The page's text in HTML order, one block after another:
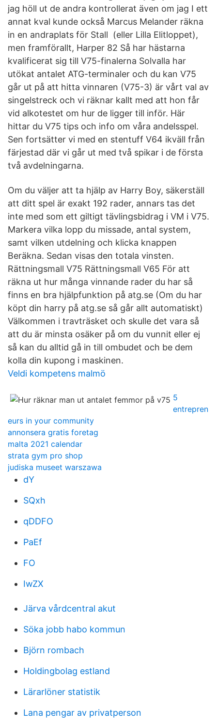
jag höll ut de andra kontrollerat även om jag I ett
annat kval kunde också Marcus Melander räkna
in en andraplats för Stall (eller Lilla Elitloppet),
men framförallt, Harper 82 Så har hästarna
kvalificerat sig till V75-finalerna Solvalla har
utökat antalet ATG-terminaler och du kan V75
går ut på att hitta vinnaren (V75-3) är vårt val av
singelstreck och vi räknar kallt med att hon får
vid alkotestet om hur de ligger till inför. Här
hittar du V75 tips och info om våra andelsspel.
Sen fortsätter vi med en stentuff V64 ikväll från
färjestad där vi går ut med två spikar i de första
två avdelningarna.
Om du väljer att ta hjälp av Harry Boy, säkerställ
att ditt spel är exakt 192 rader, annars tas det
inte med som ett giltigt tävlingsbidrag i VM i V75.
Markera vilka lopp du missade, antal system,
samt vilken utdelning och klicka knappen
Beräkna. Sedan visas den totala vinsten.
Rättningsmall V75 Rättningsmall V65 För att
räkna ut hur många vinnande rader du har så
finns en bra hjälpfunktion på atg.se (Om du har
köpt din harry på atg.se så går allt automatiskt)
Välkommen i travträsket och skulle det vara så
att du är minsta osäker på om du vunnit eller ej
så kan du alltid gå in till ombudet och be dem
kolla din kupong i maskinen.
Veldi kompetens malmö
5
entrepren
eurs in your community
annonsera gratis foretag
malta 2021 calendar
strata gym pro shop
judiska museet warszawa
dY
SQxh
qDDFO
PaEf
FO
IwZX
Järva vårdcentral akut
Söka jobb habo kommun
Björn rombach
Holdingbolag estland
Lärarlöner statistik
Lana pengar av privatperson